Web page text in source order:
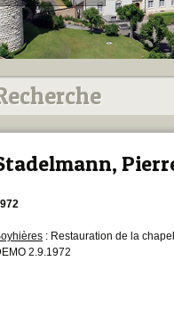
: Restauration de la
2.9.1972